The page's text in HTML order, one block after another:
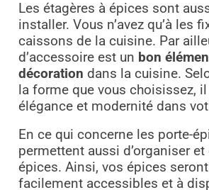
Les étagères à épices sont
installer. Vous n’avez qu’à les
caissons de la cuisine. Par
d’accessoire est un bon
décoration dans la cuisine.
la forme que vous choisissez,
élégance et modernité dans
En ce qui concerne les porte-
permettent aussi d’organiser
épices. Ainsi, vos épices
facilement accessibles et à